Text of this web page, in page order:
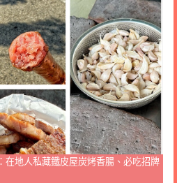
在地人私藏鐵皮屋炭烤香腸、必吃招牌